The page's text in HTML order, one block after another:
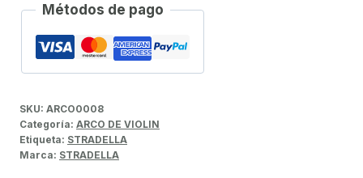
Métodos de pago
SKU: ARCO0008
Categoría: ARCO DE VIOLIN
Etiqueta: STRADELLA
Marca: STRADELLA